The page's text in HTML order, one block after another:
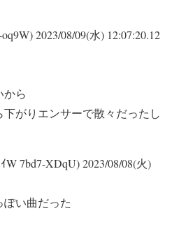
2023/08/09(水) 12:07:20.12
から
がりエンサーで散々だったし
W 7bd7-XDqU)2023/08/08(火)
い曲だった